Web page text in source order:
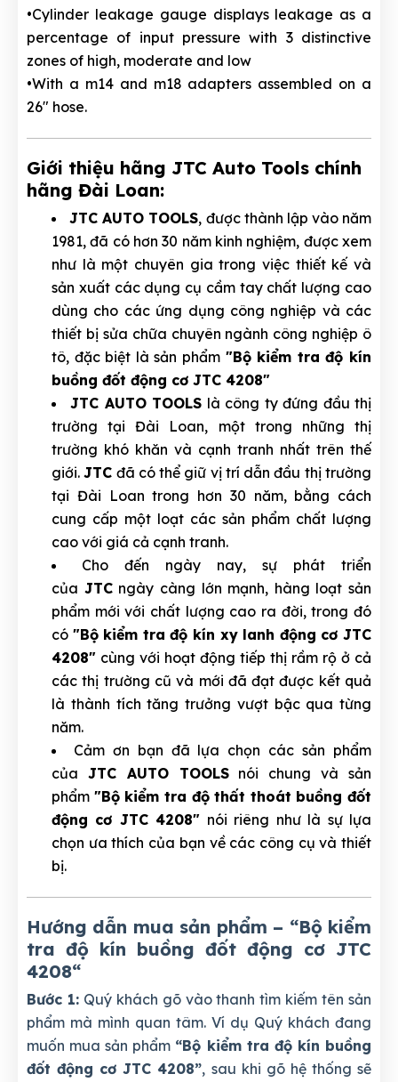
•Cylinder leakage gauge displays leakage as a
percentage of input pressure with 3 distinctive
zones of high, moderate and low
•With a m14 and m18 adapters assembled on a
26" hose.
Giới thiệu hãng JTC Auto Tools chính
hãng Đài Loan:
JTC AUTO TOOLS, được thành lập vào năm
1981, đã có hơn 30 năm kinh nghiệm, được xem
như là một chuyên gia trong việc thiết kế và
sản xuất các dụng cụ cầm tay chất lượng cao
dùng cho các ứng dụng công nghiệp và các
thiết bị sửa chữa chuyên ngành công nghiệp ô
tô, đặc biệt là sản phẩm "Bộ kiểm tra độ kín
buồng đốt động cơ JTC 4208"
JTC AUTO TOOLS là công ty đứng đầu thị
trường tại Đài Loan, một trong những thị
trường khó khăn và cạnh tranh nhất trên thế
giới.JTC đã có thể giữ vị trí dẫn đầu thị trường
tại Đài Loan trong hơn 30 năm, bằng cách
cung cấp một loạt các sản phẩm chất lượng
cao với giá cả cạnh tranh.
Cho đến ngày nay, sự phát triển
của JTCngày càng lớn mạnh, hàng loạt sản
phẩm mới với chất lượng cao ra đời, trong đó
có "Bộ kiểm tra độ kín xy lanh động cơ JTC
4208" cùng với hoạt động tiếp thị rầm rộ ở cả
các thị trường cũ và mới đã đạt được kết quả
là thành tích tăng trưởng vượt bậc qua từng
năm.
Cảm ơn bạn đã lựa chọn các sản phẩm
của JTC AUTO TOOLSnói chung và sản
phẩm "Bộ kiểm tra độ thất thoát buồng đốt
động cơ JTC 4208" nói riêng như là sự lựa
chọn ưa thích của bạn về các công cụ và thiết
bị.
Hướng dẫn mua sản phẩm – “Bộ kiểm
tra độ kín buồng đốt động cơ JTC
4208“
Bước 1:Quý khách gõ vào thanh tìm kiếm tên sản
phẩm mà mình quan tâm. Ví dụ Quý khách đang
muốn mua sản phẩm “Bộ kiểm tra độ kín buồng
đốt động cơ JTC 4208”, sau khi gõ hệ thống sẽ